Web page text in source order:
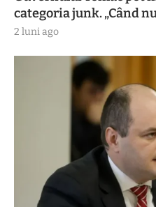
categoria junk. „Când
2 luni ago